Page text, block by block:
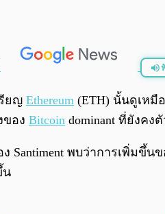
ยญ Ethereum (ETH) นั้นดูเหมื
ของ Bitcoin dominant ที่ยังคง
Santiment พบว่าการเพิ่มขึ้
น